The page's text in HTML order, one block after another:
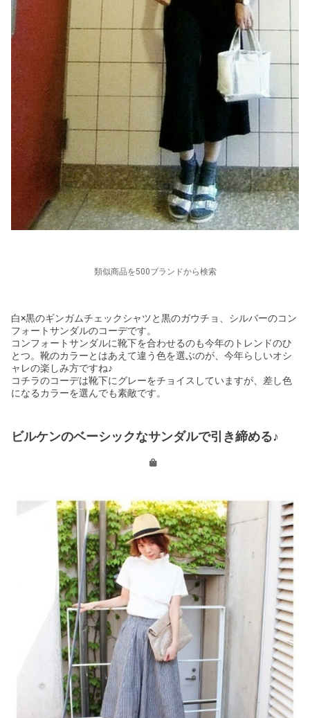
類似商品を500ブランドから検索
白×黒のギンガムチェックシャツと黒のガウチョ、シルバーのコン
フォートサンダルのコーデです。
コンフォートサンダルに靴下を合わせるのも今年のトレンドのひ
とつ。靴のカラーとはあえて違う色を選ぶのが、今年らしいオシ
ャレの楽しみ方ですね♪
コチラのコーデは靴下にグレーをチョイスしていますが、差し色
になるカラーを選んでも素敵です。
ビルケンのベーシックなサンダルで引き締める♪